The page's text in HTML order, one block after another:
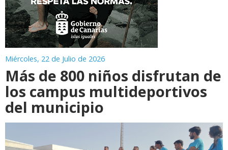
Miércoles, 22 de Julio de 2026
Más de 800 niños disfrutan de
los campus multideportivos
del municipio